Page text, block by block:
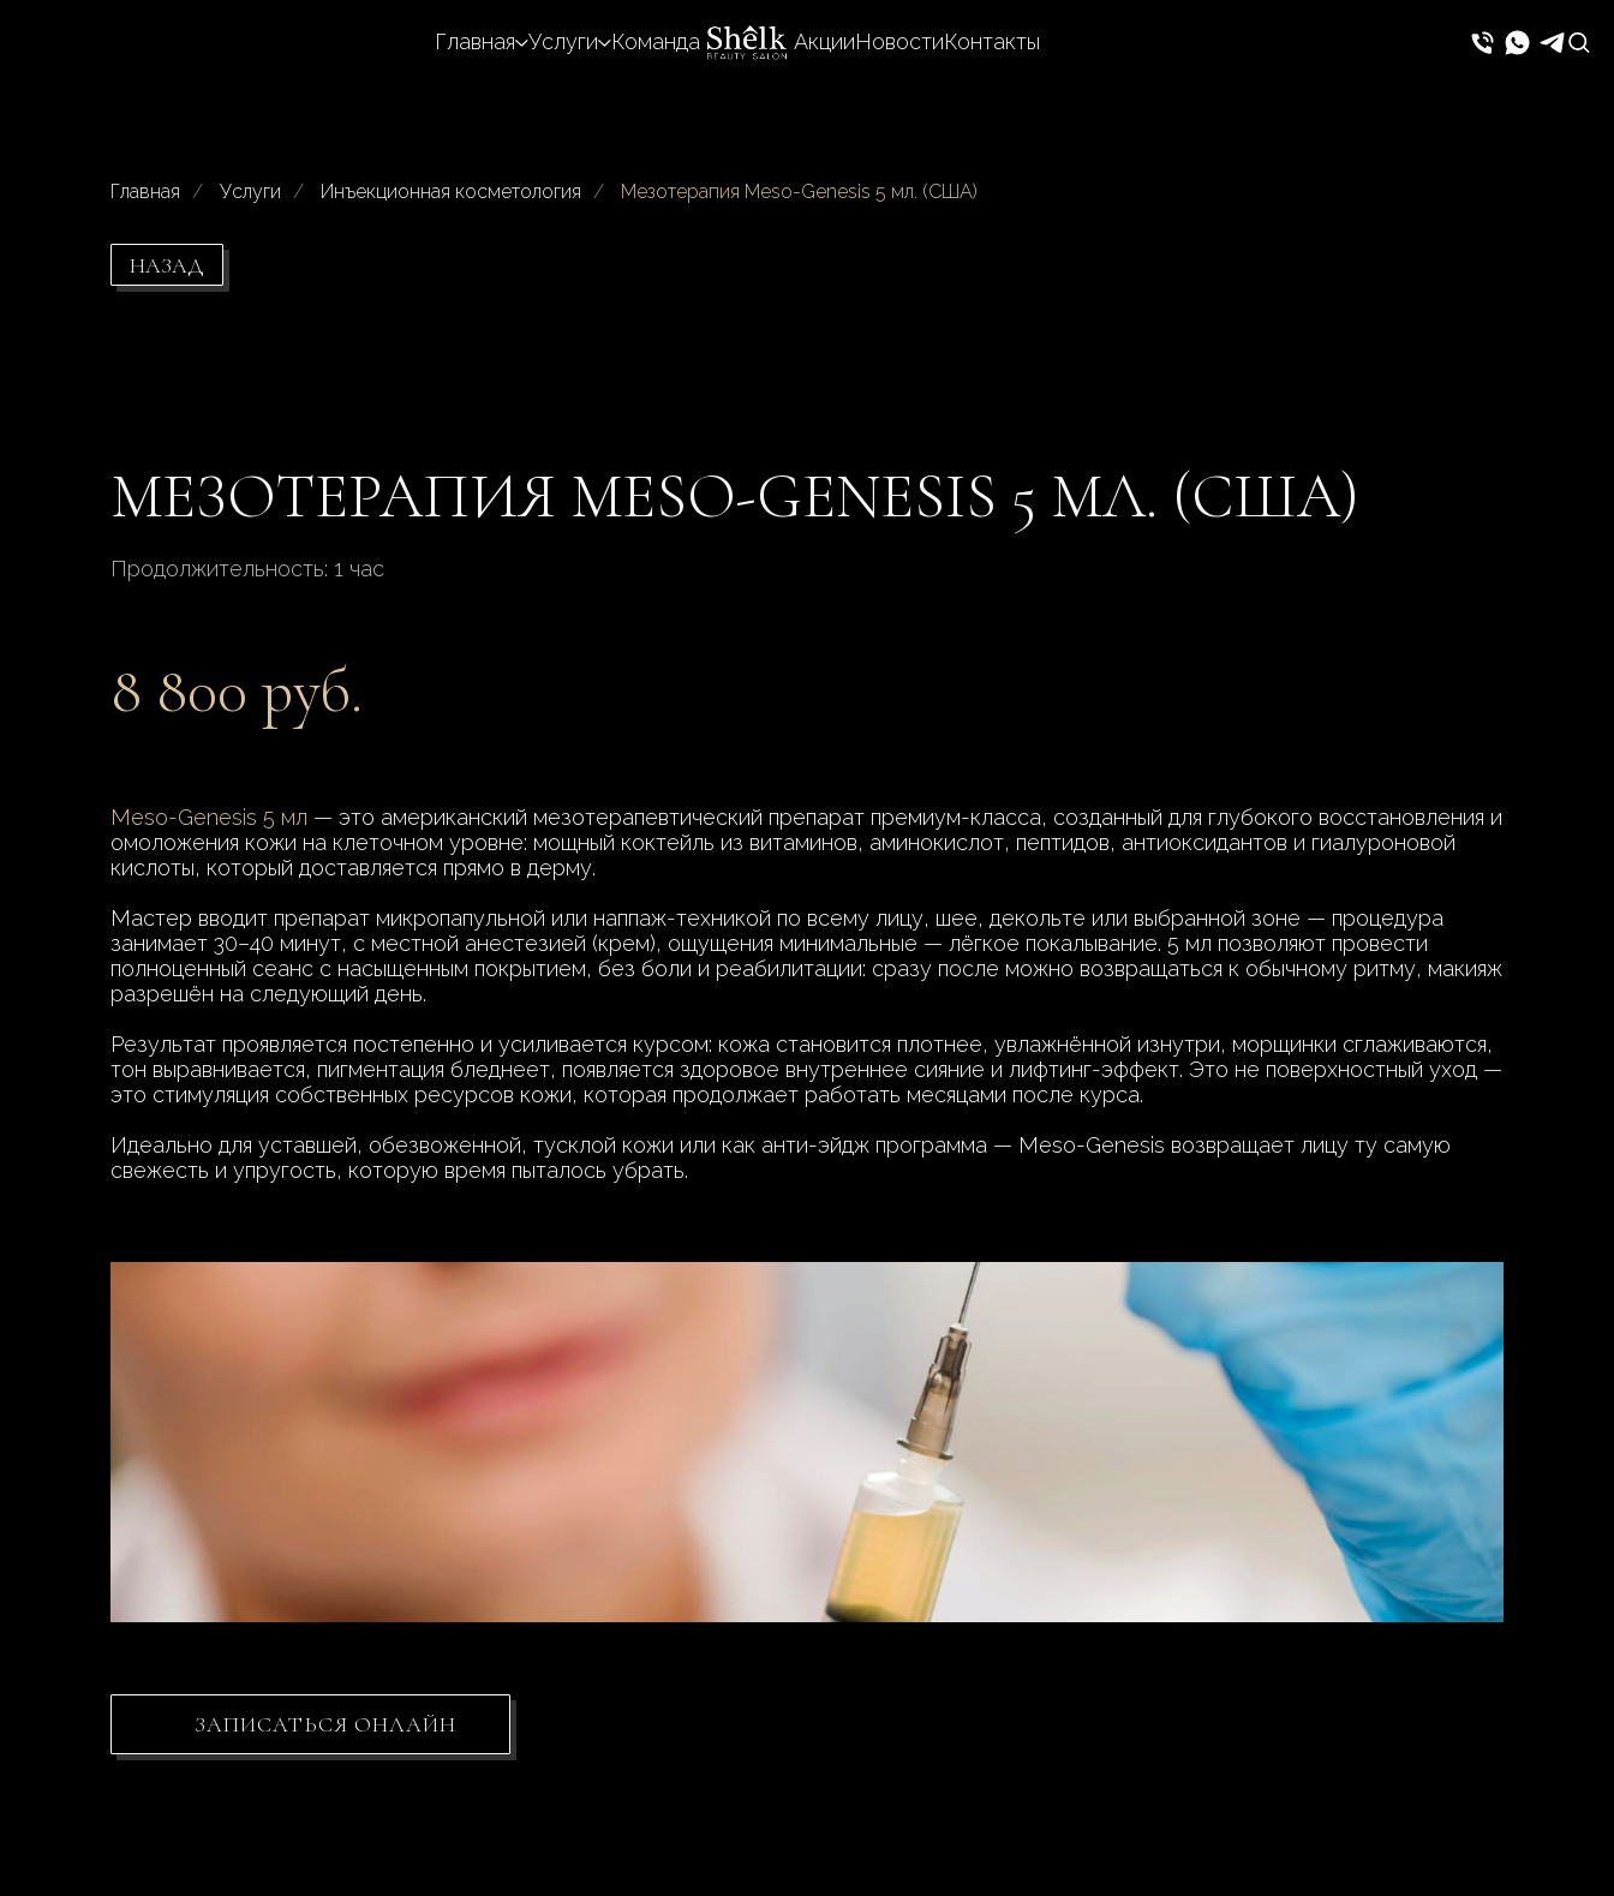
Главная Услуги Команда АкцииНовостиКонтакты
Главная / Услуги / Инъекционная косметология / Мезотерапия Meso-Genesis 5 мл. (США)
НАЗАД
МЕЗОТЕРАПИЯ MESO-GENESIS 5 МЛ. (США)
Продолжительность: 1 час
8 800 руб.
Meso-Genesis 5 мл — это американский мезотерапевтический препарат премиум-класса, созданный для глубокого восстановления и
омоложения кожи на клеточном уровне: мощный коктейль из витаминов, аминокислот, пептидов, антиоксидантов и гиалуроновой
кислоты, который доставляется прямо в дерму.
Мастер вводит препарат микропапульной или наппаж-техникой по всему лицу, шее, декольте или выбранной зоне — процедура
занимает 30–40 минут, с местной анестезией (крем), ощущения минимальные — лёгкое покалывание. 5 мл позволяют провести
полноценный сеанс с насыщенным покрытием, без боли и реабилитации: сразу после можно возвращаться к обычному ритму, макияж
разрешён на следующий день.
Результат проявляется постепенно и усиливается курсом: кожа становится плотнее, увлажнённой изнутри, морщинки сглаживаются,
тон выравнивается, пигментация бледнеет, появляется здоровое внутреннее сияние и лифтинг-эффект. Это не поверхностный уход —
это стимуляция собственных ресурсов кожи, которая продолжает работать месяцами после курса.
Идеально для уставшей, обезвоженной, тусклой кожи или как анти-эйдж программа — Meso-Genesis возвращает лицу ту самую
свежесть и упругость, которую время пыталось убрать.
ЗАПИСАТЬСЯ ОНЛАЙН